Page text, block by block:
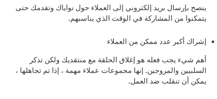
ينصح بإرسال بريد إلكتروني إلى العملاء حول نواياك وتقدمك حتى
يتمكنوا من المشاركة في الوقت الذي يناسبهم.
إشراك أكبر عدد ممكن من العملاء
أهم شيء يجب فعله هو إغلاق الحلقة مع منتقديك ولكن تذكر
السلبيين والمروجين. إنها مجموعات عملاء مهمة ، إذا تم تجاهلها ،
يمكن أن تنقلب ضد العمل.